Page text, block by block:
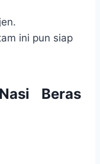
ini pun siap
Beras